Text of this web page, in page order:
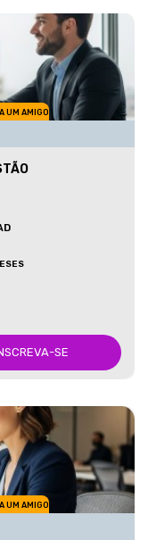
UM AMIGO
SE
UM AMIGO